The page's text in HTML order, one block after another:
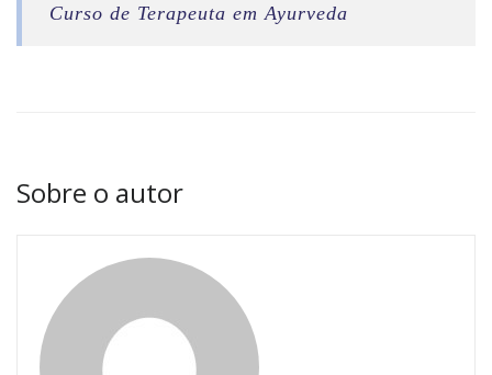
Curso de Terapeuta em Ayurveda
Sobre o autor